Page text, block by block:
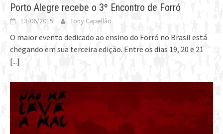
Porto Alegre recebe o 3º Encontro de Forró
13/06/2015 Tony Capellão
O maior evento dedicado ao ensino do Forró no Brasil está
chegando em sua terceira edição. Entre os dias 19, 20 e 21
[...]